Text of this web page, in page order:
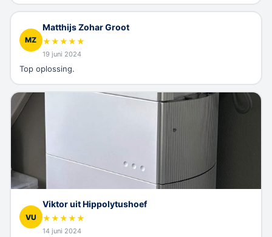
MZ
Matthijs Zohar Groot
★★★★★
19 juni 2024
Top oplossing.
VU
Viktor uit Hippolytushoef
★★★★★
14 juni 2024